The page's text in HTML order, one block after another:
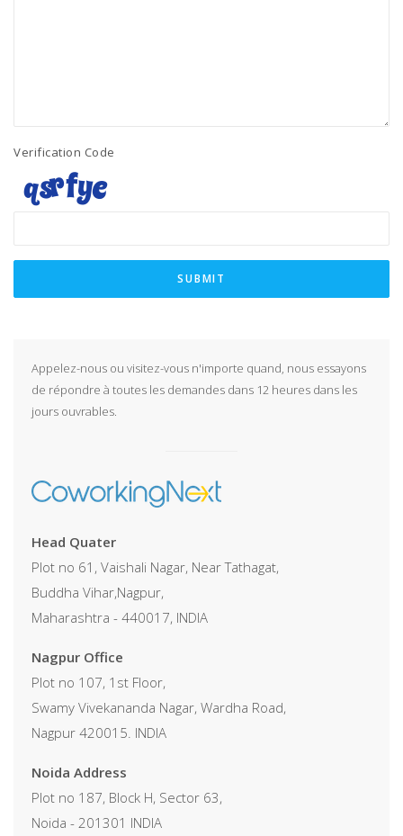
Verification Code
SUBMIT
Appelez-nous ou visitez-vous n'importe quand, nous essayons
de répondre à toutes les demandes dans 12 heures dans les
jours ouvrables.
Head Quater
Plot no 61, Vaishali Nagar, Near Tathagat,
Buddha Vihar,Nagpur,
Maharashtra - 440017, INDIA
Nagpur Office
Plot no 107, 1st Floor,
Swamy Vivekananda Nagar, Wardha Road,
Nagpur 420015. INDIA
Noida Address
Plot no 187, Block H, Sector 63,
Noida - 201301 INDIA